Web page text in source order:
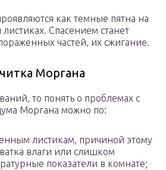
как темные пятна на
листиках. Спасением станет
частей, их сжигание.
Моргана
то понять о проблемах с
Моргана можно по:
листикам, причиной этому
влаги или слишком
показатели в комнате;